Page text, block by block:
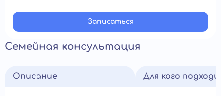
Записатьcя
Семейная консультация
Описание Для кого